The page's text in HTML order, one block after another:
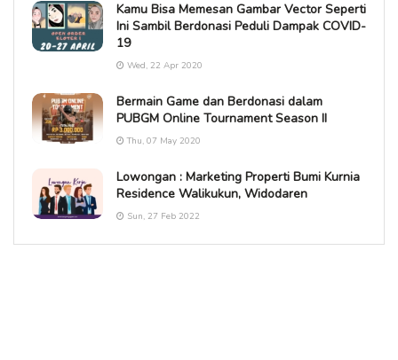
Kamu Bisa Memesan Gambar Vector Seperti
Ini Sambil Berdonasi Peduli Dampak COVID-
19
Wed, 22 Apr 2020
Bermain Game dan Berdonasi dalam
PUBGM Online Tournament Season II
Thu, 07 May 2020
Lowongan : Marketing Properti Bumi Kurnia
Residence Walikukun, Widodaren
Sun, 27 Feb 2022